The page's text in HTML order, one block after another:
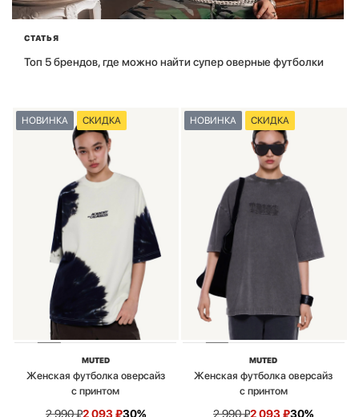
СТАТЬЯ
Топ 5 брендов, где можно найти супер оверные футболки
НОВИНКА СКИДКА
MUTED
Женская футболка оверсайз
с принтом
2 990₽2 093₽30%
НОВИНКА СКИДКА
MUTED
Женская футболка оверсайз
с принтом
2 990₽2 093₽30%